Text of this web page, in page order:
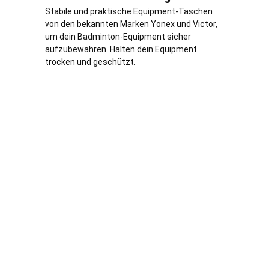
Stabile und praktische Equipment-Taschen
von den bekannten Marken Yonex und Victor,
um dein Badminton-Equipment sicher
aufzubewahren. Halten dein Equipment
trocken und geschützt.